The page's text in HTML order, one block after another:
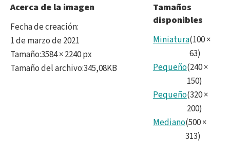
Acerca de la imagen
Fecha de creación:
1 de marzo de 2021
Tamaño:3584 × 2240 px
Tamaño del archivo:345,08KB
Tamaños
disponibles
Miniatura(100×
63)
Pequeño(240×
150)
Pequeño(320×
200)
Mediano(500×
313)